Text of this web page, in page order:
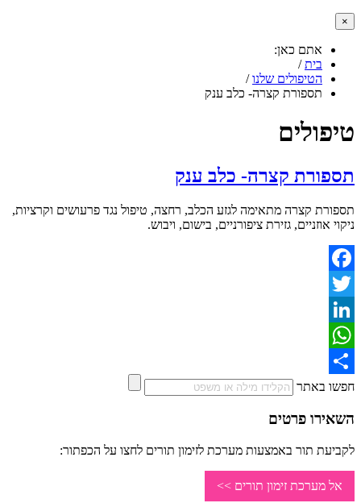
×
אתם כאן:
בית /
הטיפולים שלנו /
תספורת קצרה- כלב ענק
טיפולים
תספורת קצרה- כלב ענק
תספורת קצרה מתאימה לגזע הכלב, רחצה, טיפול נגד פרעושים וקרציות,
ניקוי אוזניים, גזירת ציפורניים, בישום, ויבוש.
Facebook
Twitter
LinkedIn
WhatsApp
Share
חפשו באתר
השאירו פרטים
לקביעת תור באמצעות מערכת לזימון תורים לחצו על הכפתור:
אל מערכת זימון תורים >>